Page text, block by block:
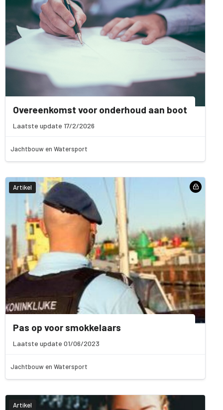
Overeenkomst voor onderhoud aan boot
Laatste update 17/2/2026
Jachtbouw en Watersport
Artikel
Pas op voor smokkelaars
Laatste update 01/06/2023
Jachtbouw en Watersport
Artikel